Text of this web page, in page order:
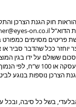
חוק הגנת הצרכן
הדוא”לon.co.il
כמפורט בסעיף קטן 14ג(ד)
ככל שהדבר סביר או
ששולם על ידו בגין
בנפרד מההחזר) בשיעור
הצרכן נוספות בנוגע
בשל כל סיבה, ובכל